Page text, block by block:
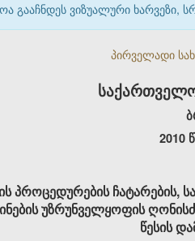
გააჩნდეს ვიზუალური ხარვეზი,
პირველადი
2010
პროცედურების ჩატარების,
უზრუნველყოფის
წესის